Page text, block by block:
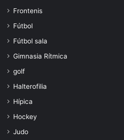
Frontenis
Fútbol
Fútbol sala
Gimnasia Rítmica
golf
Halterofilia
Hípica
Hockey
Judo